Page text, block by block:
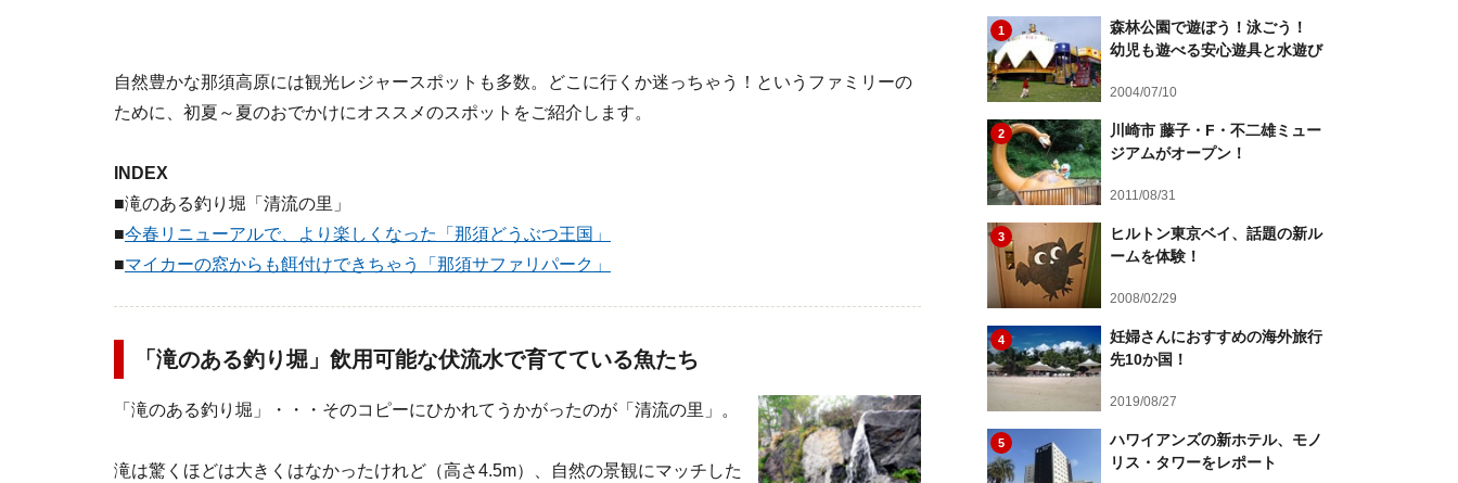
自然豊かな那須高原には観光レジャースポットも多数。どこに行くか迷っちゃう！というファミリーの
ために、初夏～夏のおでかけにオススメのスポットをご紹介します。
INDEX
■滝のある釣り堀「清流の里」
■今春リニューアルで、より楽しくなった「那須どうぶつ王国」
■マイカーの窓からも餌付けできちゃう「那須サファリパーク」
「滝のある釣り堀」飲用可能な伏流水で育てている魚たち
「滝のある釣り堀」・・・そのコピーにひかれてうかがったのが「清流の里」。
滝は驚くほどは大きくはなかったけれど（高さ4.5m）、自然の景観にマッチした
1
森林公園で遊ぼう！泳ごう！
幼児も遊べる安心遊具と水遊び
2004/07/10
2
川崎市 藤子・F・不二雄ミュー
ジアムがオープン！
2011/08/31
3
ヒルトン東京ベイ、話題の新ル
ームを体験！
2008/02/29
4
妊婦さんにおすすめの海外旅行
先10か国！
2019/08/27
5
ハワイアンズの新ホテル、モノ
リス・タワーをレポート